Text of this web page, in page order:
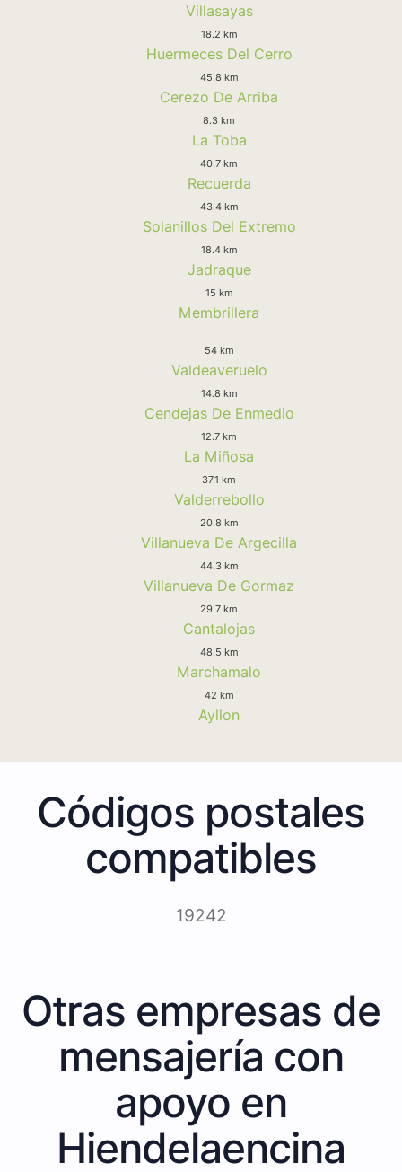
Villasayas
18.2 km
Huermeces Del Cerro
45.8 km
Cerezo De Arriba
8.3 km
La Toba
40.7 km
Recuerda
43.4 km
Solanillos Del Extremo
18.4 km
Jadraque
15 km
Membrillera
54 km
Valdeaveruelo
14.8 km
Cendejas De Enmedio
12.7 km
La Miñosa
37.1 km
Valderrebollo
20.8 km
Villanueva De Argecilla
44.3 km
Villanueva De Gormaz
29.7 km
Cantalojas
48.5 km
Marchamalo
42 km
Ayllon
Códigos postales
compatibles
19242
Otras empresas de
mensajería con
apoyo en
Hiendelaencina